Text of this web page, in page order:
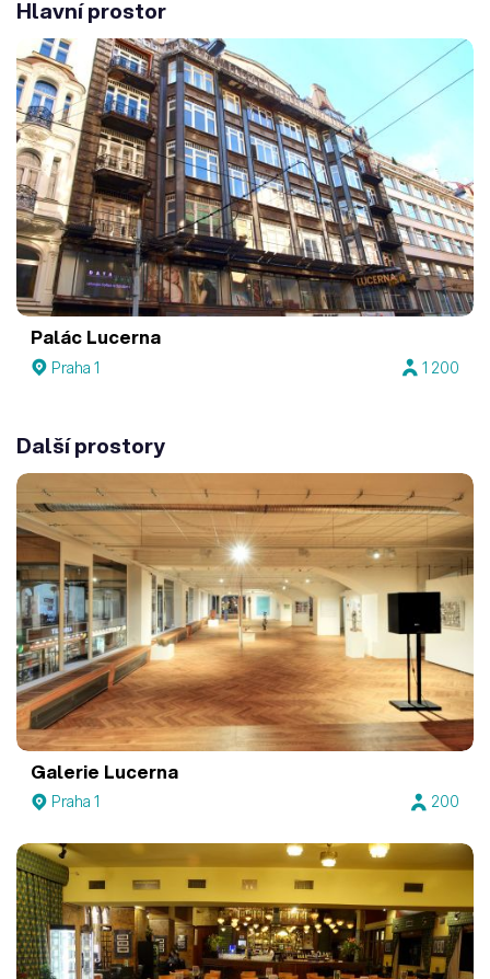
Hlavní prostor
Palác Lucerna
Praha 1 1 200
Další prostory
Galerie Lucerna
Praha 1 200